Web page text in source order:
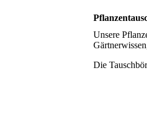
Unsere
Die